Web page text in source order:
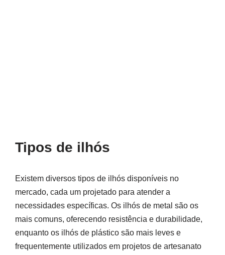
Tipos de ilhós
Existem diversos tipos de ilhós disponíveis no
mercado, cada um projetado para atender a
necessidades específicas. Os ilhós de metal são os
mais comuns, oferecendo resistência e durabilidade,
enquanto os ilhós de plástico são mais leves e
frequentemente utilizados em projetos de artesanato